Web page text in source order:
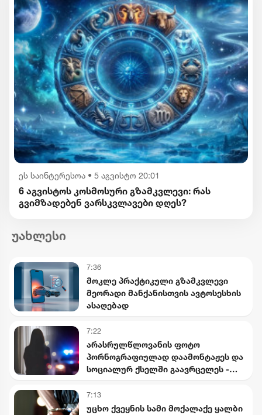
ეს საინტერესოა • 5 აგვისტო 20:01
6 აგვისტოს კოსმოსური გზამკვლევი: რას
გვიმზადებენ ვარსკვლავები დღეს?
უახლესი
7:36
მოკლე პრაქტიკული გზამკვლევი
მეორადი მანქანისთვის ავტოსესხის
ასაღებად
7:22
არასრულწლოვანის ფოტო
პორნოგრაფიულად დაამონტაჟეს და
სოციალურ ქსელში გაავრცელეს -
არასრულწლოვანია
7:13
უცხო ქვეყნის სამი მოქალაქე ყალბი